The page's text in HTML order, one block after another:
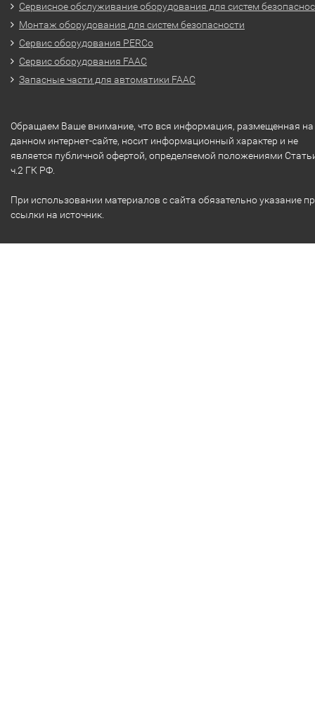
Сервисное обслуживание оборудования для систем
Монтаж оборудования для систем безопасности
Сервис оборудования PERCo
Сервис оборудования FAAC
Запасные части для автоматики FAAC
Обращаем Ваше внимание, что вся информация, размещенная на
данном интернет-сайте, носит информационный характер и не
является публичной офертой, определяемой положениями
ч.2 ГК РФ.
При использовании материалов с сайта обязательно указание
ссылки на источник.